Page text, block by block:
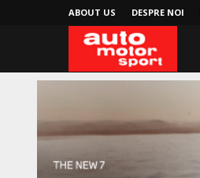
ABOUT US DESPRE NOI